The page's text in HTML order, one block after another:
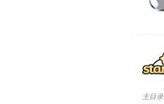
主目录